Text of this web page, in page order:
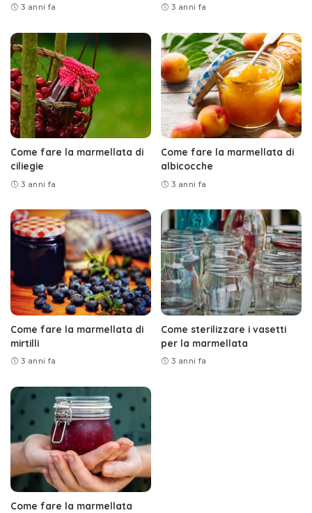
3 anni fa 3 anni fa
Come fare la marmellata di
ciliegie
3 anni fa
Come fare la marmellata di
albicocche
3 anni fa
Come fare la marmellata di
mirtilli
3 anni fa
Come sterilizzare i vasetti
per la marmellata
3 anni fa
Come fare la marmellata